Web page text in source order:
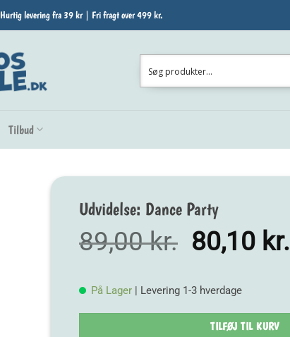
Hurtig levering fra 39 kr | Fri fragt over 499 kr.
Tilbud
Udvidelse: Dance Party
89,00kr. Den
oprindelige
pris
var:
89,00 kr..
80,10 kr.
På Lager | Levering 1-3 hverdage
TILFØJ TIL KURV